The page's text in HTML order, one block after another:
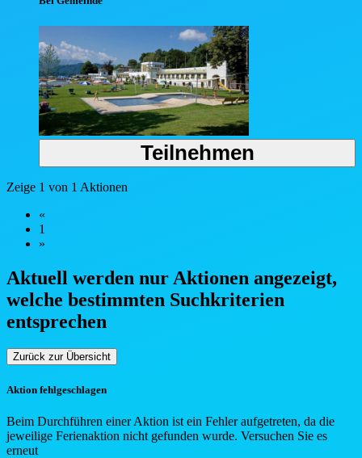
Teilnehmen
Zeige 1 von 1 Aktionen
«
1
»
Aktuell werden nur Aktionen angezeigt,
welche bestimmten Suchkriterien
entsprechen
Zurück zur Übersicht
Aktion fehlgeschlagen
Beim Durchführen einer Aktion ist ein Fehler aufgetreten, da die
jeweilige Ferienaktion nicht gefunden wurde. Versuchen Sie es
erneut